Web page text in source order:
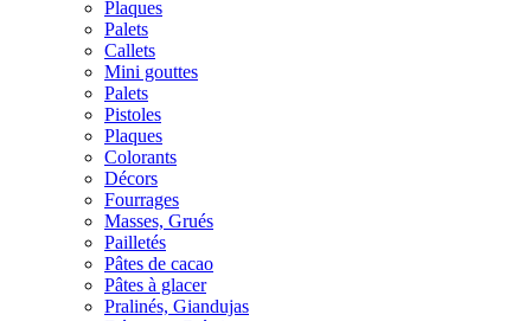
Plaques
Palets
Callets
Mini gouttes
Palets
Pistoles
Plaques
Colorants
Décors
Fourrages
Masses, Grués
Pailletés
Pâtes de cacao
Pâtes à glacer
Pralinés, Giandujas